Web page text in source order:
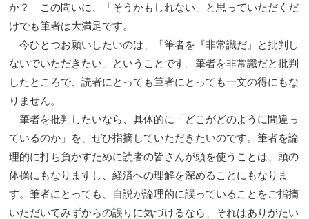
か？ この問いに、「そうかもしれない」と思っていただくだ
けでも筆者は大満足です。
今ひとつお願いしたいのは、「筆者を『非常識だ』と批判し
ないでいただきたい」ということです。筆者を非常識だと批判
したところで、読者にとっても筆者にとっても一文の得にもな
りません。
筆者を批判したいなら、具体的に「どこがどのように間違っ
ているのか」を、ぜひ指摘していただきたいのです。筆者を論
理的に打ち負かすために読者の皆さんが頭を使うことは、頭の
体操にもなりますし、経済への理解を深めることにもなりま
す。筆者にとっても、自説が論理的に誤っていることをご指摘
いただいてみずからの誤りに気づけるなら、それはありがたい